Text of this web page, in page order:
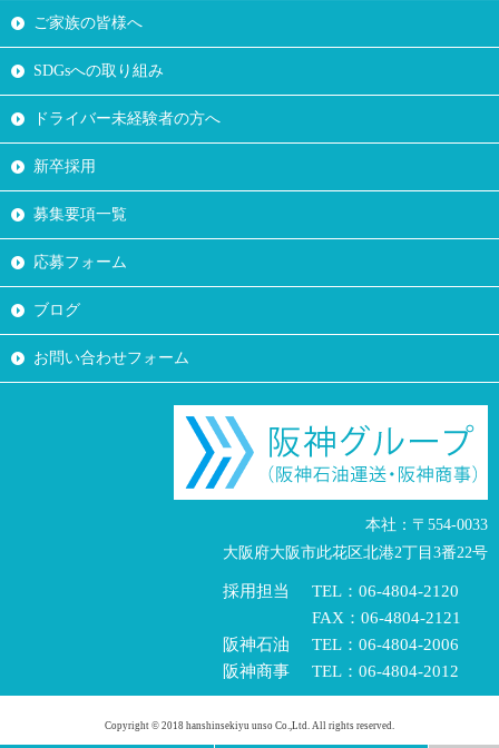
ご家族の皆様へ
SDGsへの取り組み
ドライバー未経験者の方へ
新卒採用
募集要項一覧
応募フォーム
ブログ
お問い合わせフォーム
本社：〒554-0033
大阪府大阪市此花区北港2丁目3番22号
採用担当
TEL：06-4804-2120
FAX：06-4804-2121
阪神石油
TEL：06-4804-2006
阪神商事
TEL：06-4804-2012
Copyright © 2018 hanshinsekiyu unso Co.,Ltd. All rights reserved.